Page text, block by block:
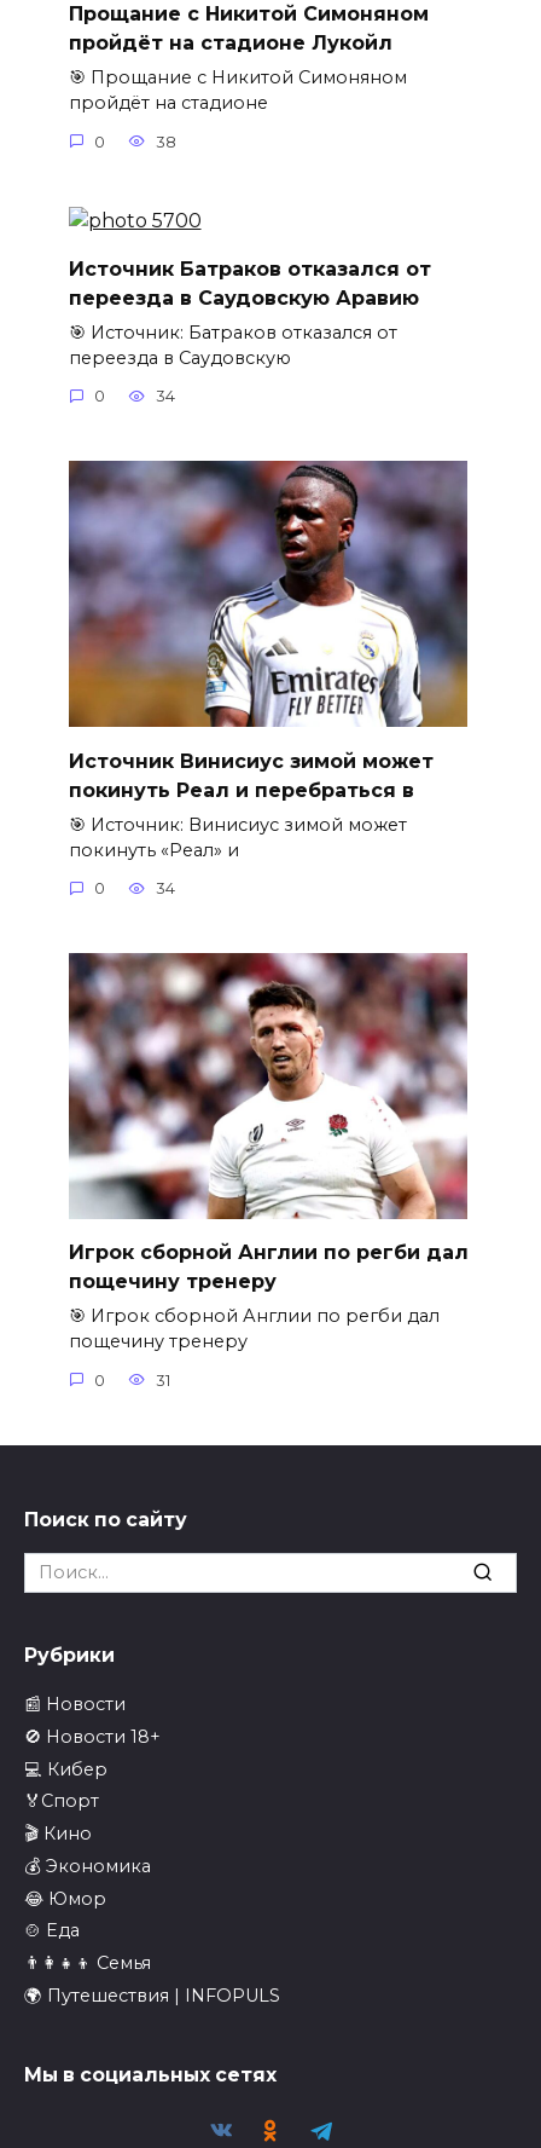
Прощание с Никитой Симоняном
пройдёт на стадионе Лукойл
🎯 Прощание с Никитой Симоняном
пройдёт на стадионе
0 38
Источник Батраков отказался от
переезда в Саудовскую Аравию
🎯 Источник: Батраков отказался от
переезда в Саудовскую
0 34
Источник Винисиус зимой может
покинуть Реал и перебраться в
🎯 Источник: Винисиус зимой может
покинуть «Реал» и
0 34
Игрок сборной Англии по регби дал
пощечину тренеру
🎯 Игрок сборной Англии по регби дал
пощечину тренеру
0 31
Поиск по сайту
Search
for:
Рубрики
📰 Новости
🚫 Новости 18+
💻 Кибер
🏅Спорт
🎬 Кино
💰 Экономика
😂 Юмор
🍲 Еда
👨‍👩‍👧‍👦 Семья
🌍 Путешествия | INFOPULS
Мы в социальных сетях